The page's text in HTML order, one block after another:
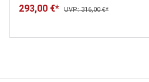
293,00 €*
UVP: 316,00 €*